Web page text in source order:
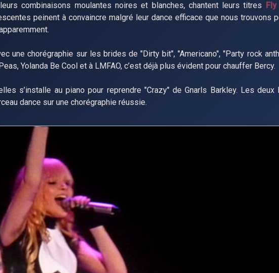
combinaisons moulantes noires et blanches, chantent leurs titres
peinent à convaincre malgré leur dance efficace que nous trouvons
une chorégraphie sur les brides de "Dirty bit", "Americano", "Party rock
Yolanda Be Cool et à LMFAO, c’est déjà plus évident pour chauffer Bercy.
s’installe au piano pour reprendre "Crazy" de Gnarls Barkley. Les
dance sur une chorégraphie réussie.